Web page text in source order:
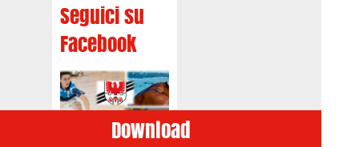
Seguici su
Facebook
Download